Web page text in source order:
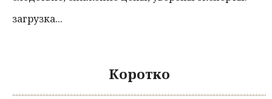
загрузка...
Коротко